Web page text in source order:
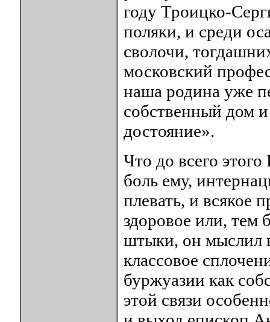
году Троицко-
поляки, и среди
сволочи,
московский
наша родина уже
собственный дом
достояние».
Что до всего
боль ему,
плевать, и всякое
здоровое или, тем
штыки, он мыслил
классовое
буржуазии как
этой связи